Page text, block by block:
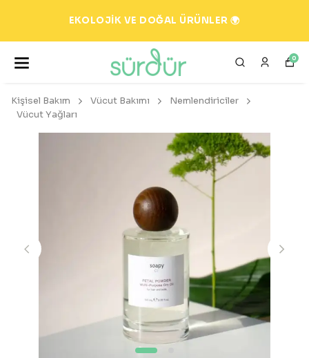
EKOLOJİK VE DOĞAL ÜRÜNLER 🌍
0
Kişisel Bakım Vücut Bakımı
Nemlendiriciler
Vücut Yağları